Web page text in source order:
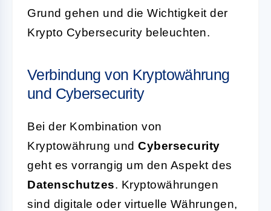
Grund gehen und die Wichtigkeit der
Krypto Cybersecurity beleuchten.
Verbindung von Kryptowährung
und Cybersecurity
Bei der Kombination von
Kryptowährung und Cybersecurity
geht es vorrangig um den Aspekt des
Datenschutzes. Kryptowährungen
sind digitale oder virtuelle Währungen,